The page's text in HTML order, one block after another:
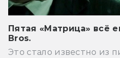
Пятая «Матрица» всё
Bros.
Это стало известно из